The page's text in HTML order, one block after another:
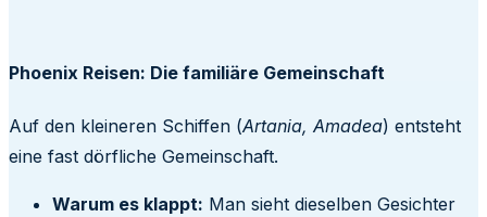
Phoenix Reisen: Die familiäre Gemeinschaft
Auf den kleineren Schiffen (Artania, Amadea) entsteht
eine fast dörfliche Gemeinschaft.
Warum es klappt: Man sieht dieselben Gesichter